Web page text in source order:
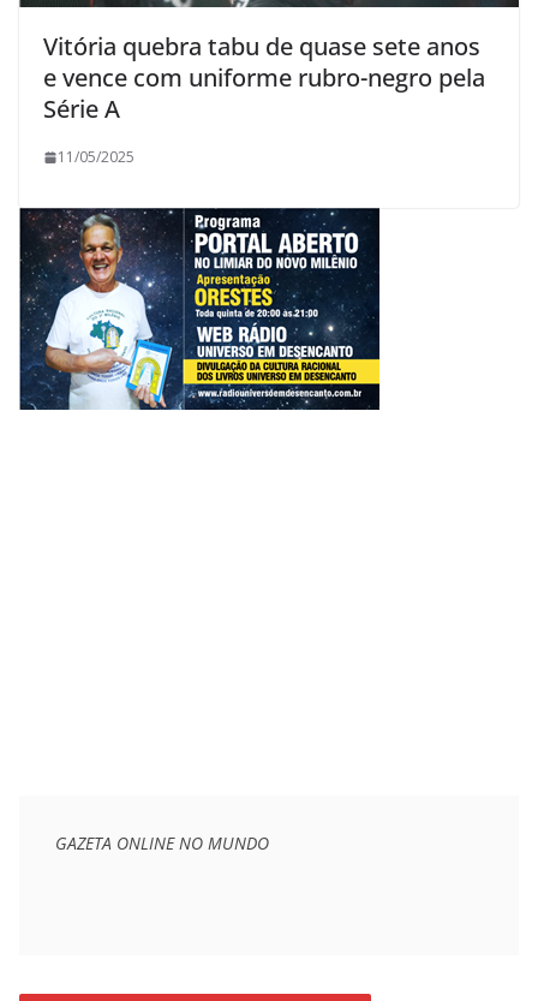
Vitória quebra tabu de quase sete anos
e vence com uniforme rubro-negro pela
Série A
11/05/2025
GAZETA ONLINE NO MUNDO